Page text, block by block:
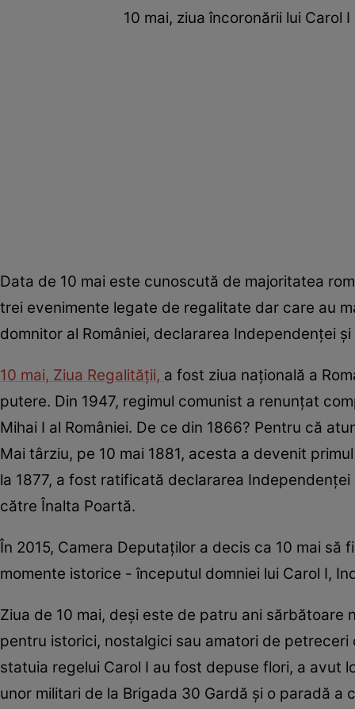
10 mai, ziua încoronării lui Carol
Data de 10 mai este cunoscută de majoritatea
trei evenimente legate de regalitate dar care au
domnitor al României, declararea Independenţei
10 mai, Ziua Regalităţii, a fost ziua naţională a
putere. Din 1947, regimul comunist a renunţat
Mihai I al României. De ce din 1866? Pentru că
Mai târziu, pe 10 mai 1881, acesta a devenit
la 1877, a fost ratificată declararea
către Înalta Poartă.
În 2015, Camera Deputaţilor a decis ca 10 mai
momente istorice - începutul domniei lui Carol I,
Ziua de 10 mai, deși este de patru ani
pentru istorici, nostalgici sau amatori de petreceri
statuia regelui Carol I au fost depuse flori, a avut
unor militari de la Brigada 30 Gardă și o paradă